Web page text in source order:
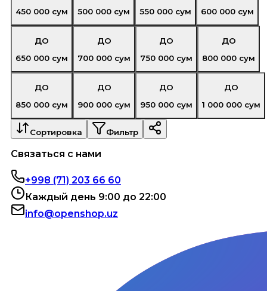
450 000 сум
500 000 сум
550 000 сум
600 000 сум
ДО
650 000 сум
ДО
700 000 сум
ДО
750 000 сум
ДО
800 000 сум
ДО
850 000 сум
ДО
900 000 сум
ДО
950 000 сум
ДО
1 000 000 сум
Сортировка Фильтр
Связаться с нами
+998 (71) 203 66 60
Каждый день 9:00 до 22:00
info@openshop.uz